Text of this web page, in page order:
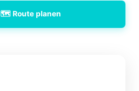
🗺️ Route planen